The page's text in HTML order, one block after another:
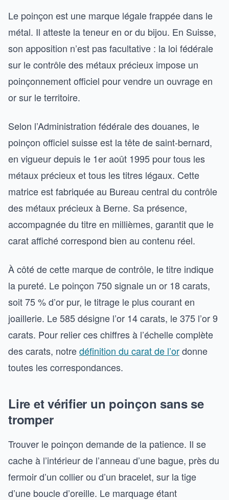
Le poinçon est une marque légale frappée dans le
métal. Il atteste la teneur en or du bijou. En Suisse,
son apposition n’est pas facultative : la loi fédérale
sur le contrôle des métaux précieux impose un
poinçonnement officiel pour vendre un ouvrage en
or sur le territoire.
Selon l’Administration fédérale des douanes, le
poinçon officiel suisse est la tête de saint-bernard,
en vigueur depuis le 1er août 1995 pour tous les
métaux précieux et tous les titres légaux. Cette
matrice est fabriquée au Bureau central du contrôle
des métaux précieux à Berne. Sa présence,
accompagnée du titre en millièmes, garantit que le
carat affiché correspond bien au contenu réel.
À côté de cette marque de contrôle, le titre indique
la pureté. Le poinçon 750 signale un or 18 carats,
soit 75 % d’or pur, le titrage le plus courant en
joaillerie. Le 585 désigne l’or 14 carats, le 375 l’or 9
carats. Pour relier ces chiffres à l’échelle complète
des carats, notredéfinition du carat de l’ordonne
toutes les correspondances.
Lire et vérifier un poinçon sans se
tromper
Trouver le poinçon demande de la patience. Il se
cache à l’intérieur de l’anneau d’une bague, près du
fermoir d’un collier ou d’un bracelet, sur la tige
d’une boucle d’oreille. Le marquage étant